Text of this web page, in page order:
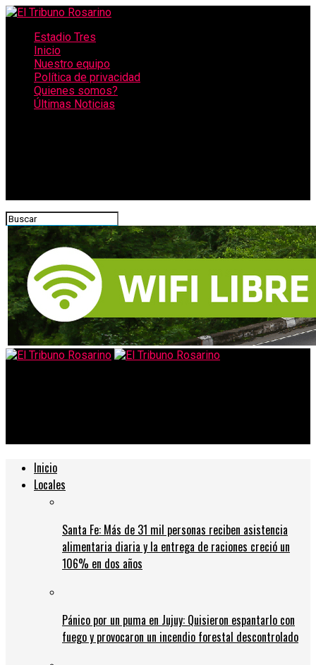
Estadio Tres
Inicio
Nuestro equipo
Política de privacidad
Quienes somos?
Últimas Noticias
Inicio
Locales
Santa Fe: Más de 31 mil personas reciben asistencia
alimentaria diaria y la entrega de raciones creció un
106% en dos años
Pánico por un puma en Jujuy: Quisieron espantarlo con
fuego y provocaron un incendio forestal descontrolado